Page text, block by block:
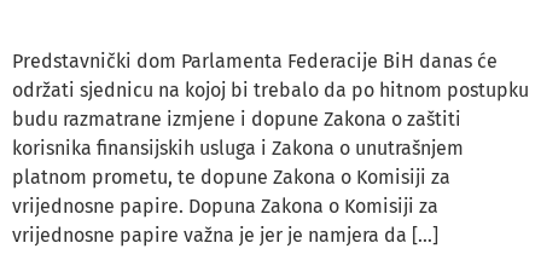
Predstavnički dom Parlamenta Federacije BiH danas će
održati sjednicu na kojoj bi trebalo da po hitnom postupku
budu razmatrane izmjene i dopune Zakona o zaštiti
korisnika finansijskih usluga i Zakona o unutrašnjem
platnom prometu, te dopune Zakona o Komisiji za
vrijednosne papire. Dopuna Zakona o Komisiji za
vrijednosne papire važna je jer je namjera da […]